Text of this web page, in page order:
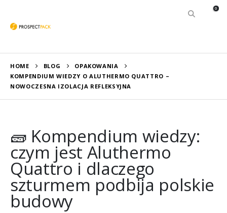
0
HOME BLOG
OPAKOWANIA
KOMPENDIUM WIEDZY O ALUTHERMO QUATTRO –
NOWOCZESNA IZOLACJA REFLEKSYJNA
🧱 Kompendium wiedzy:
czym jest Aluthermo
Quattro i dlaczego
szturmem podbija polskie
budowy